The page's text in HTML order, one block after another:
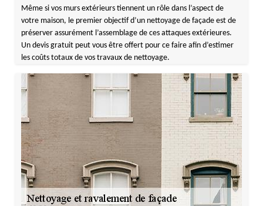
Même si vos murs extérieurs tiennent un rôle dans l’aspect de
votre maison, le premier objectif d’un nettoyage de façade est de
préserver assurément l’assemblage de ces attaques extérieures.
Un devis gratuit peut vous être offert pour ce faire afin d’estimer
les coûts totaux de vos travaux de nettoyage.